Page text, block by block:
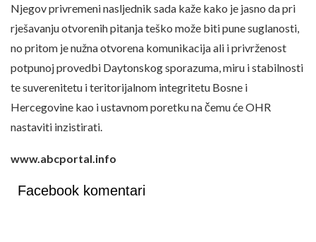
Njegov privremeni nasljednik sada kaže kako je jasno da pri
rješavanju otvorenih pitanja teško može biti pune suglanosti,
no pritom je nužna otvorena komunikacija ali i privrženost
potpunoj provedbi Daytonskog sporazuma, miru i stabilnosti
te suverenitetu i teritorijalnom integritetu Bosne i
Hercegovine kao i ustavnom poretku na čemu će OHR
nastaviti inzistirati.
www.abcportal.info
Facebook komentari